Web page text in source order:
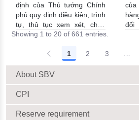
định của Thủ tướng Chính
phủ quy định điều kiện, trình
tự, thủ tục xem xét, chấp
thuận cho Tổ chức kinh tế
lãnh cho người không cư trú
18/06/2026 | 15:57:00
của
đối
kỳ
Showing 1 to 20 of 661 entries.
1 2 3
About SBV
CPI
Reserve requirement